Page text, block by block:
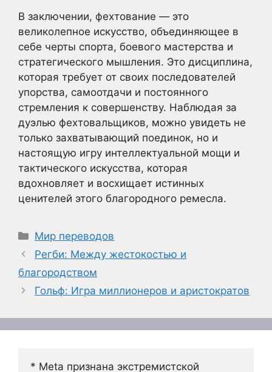
В заключении, фехтование — это
великолепное искусство, объединяющее в
себе черты спорта, боевого мастерства и
стратегического мышления. Это дисциплина,
которая требует от своих последователей
упорства, самоотдачи и постоянного
стремления к совершенству. Наблюдая за
дуэлью фехтовальщиков, можно увидеть не
только захватывающий поединок, но и
настоящую игру интеллектуальной мощи и
тактического искусства, которая
вдохновляет и восхищает истинных
ценителей этого благородного ремесла.
Рубрики
Мир переводов
Регби: Между жестокостью и
благородством
Гольф: Игра миллионеров и аристократов
* Meta признана экстремистской